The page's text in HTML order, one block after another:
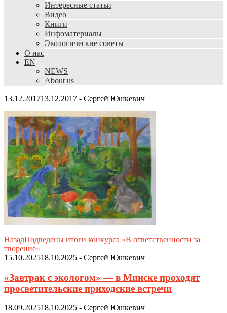
Интересные статьи
Видео
Книги
Инфоматериалы
Экологические советы
О нас
EN
NEWS
About us
13.12.201713.12.2017 - Сергей Юшкевич
НазадПодведены итоги конкурса «В ответственности за
творение»
15.10.202518.10.2025 - Сергей Юшкевич
«Завтрак с экологом» — в Минске проходят
просветительские приходские встречи
18.09.202518.10.2025 - Сергей Юшкевич